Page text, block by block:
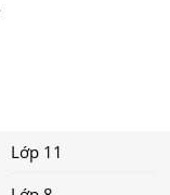
Lớp 11